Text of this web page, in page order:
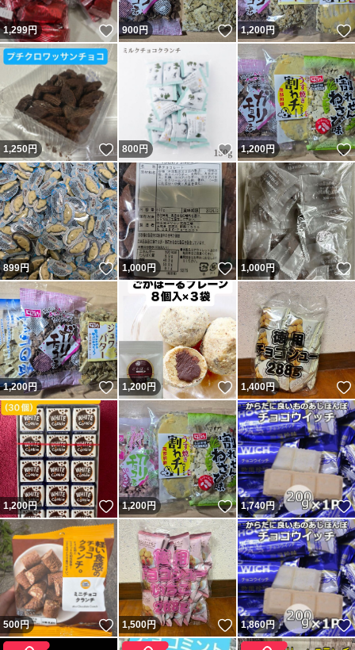
1,299円 いいね！
900円 いいね！
1,200円
1,250円 いいね！
800 円 いいね！
1,200円
899円 いいね！
1,000円 いいね！
1,000円
1,200円 いいね！
1,200円 いいね！
1,400円
1,200円 いいね！
1,200円 いいね！
1,740円
500円 いいね！
1,500円 いいね！
1,860円